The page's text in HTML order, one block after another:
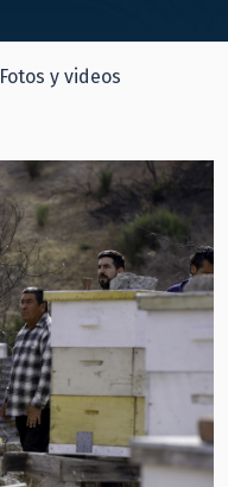
Fotos y videos